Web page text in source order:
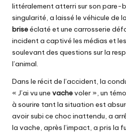
littéralement atterri sur son pare-
singularité, a laissé le véhicule de
briseéclaté et une carrosserie
incident a captivé les médias et
soulevant des questions sur la
l’animal.
Dans le récit de l’accident, la
« J’ai vu une vachevoler », un
à sourire tant la situation est
avoir subi ce choc inattendu, a
la vache, après l’impact, a pris la